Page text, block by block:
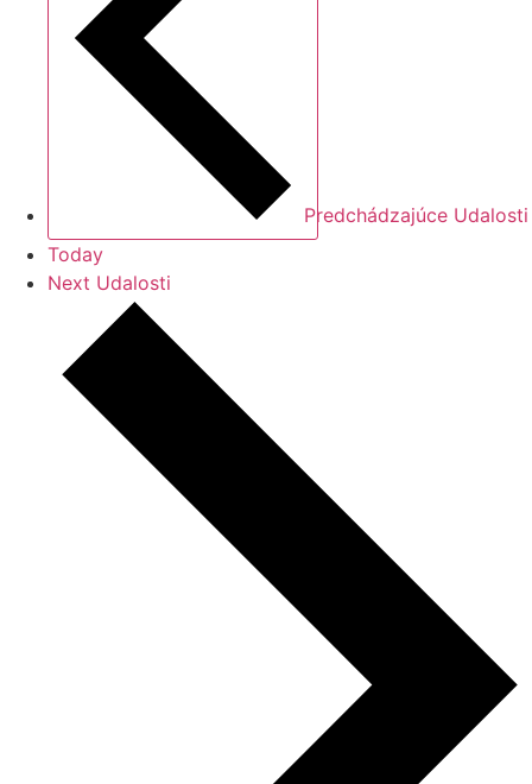
Predchádzajúce Udalosti
Today
Next Udalosti